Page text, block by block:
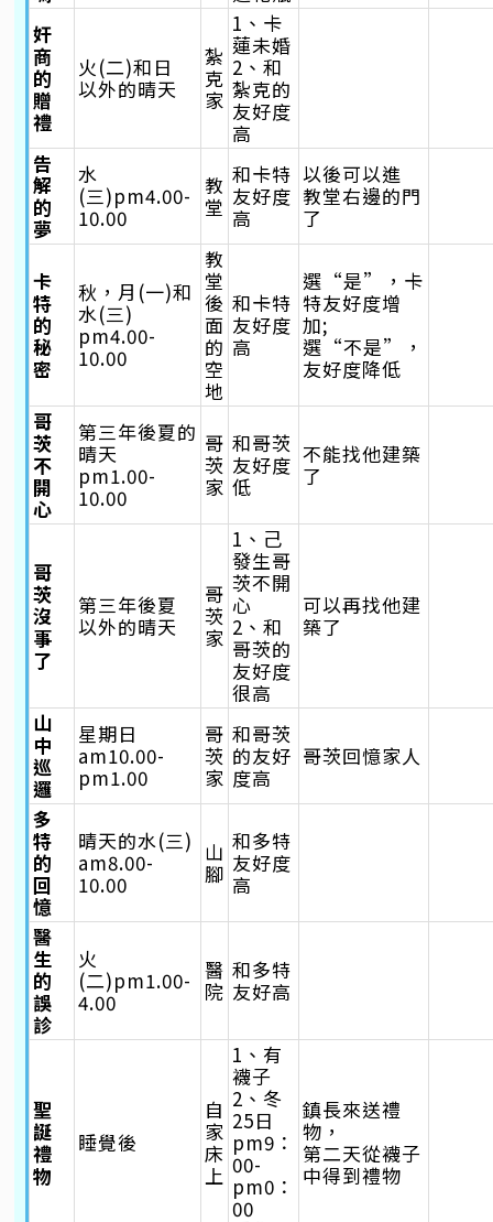
奸
商
的
贈
禮
火(二)和日
以外的晴天
紮
克
家
1、卡
蓮未婚
2、和
紮克的
友好度
高
告
解
的
夢
水
(三)pm4.00-
10.00
教
堂
和卡特
友好度
高
以後可以進
教堂右邊的門
了
卡
特
的
秘
密
秋，月(一)和
水(三)
pm4.00-
10.00
教
堂
後
面
的
空
地
和卡特
友好度
高
選“是”，卡
特友好度增
加;
選“不是”，
友好度降低
哥
茨
不
開
心
第三年後夏的
晴天
pm1.00-
10.00
哥
茨
家
和哥茨
友好度
低
不能找他建築
了
哥
茨
沒
事
了
第三年後夏
以外的晴天
哥
茨
家
1、己
發生哥
茨不開
心
2、和
哥茨的
友好度
很高
可以再找他建
築了
山
中
巡
邏
星期日
am10.00-
pm1.00
哥
茨
家
和哥茨
的友好
度高
哥茨回憶家人
多
特
的
回
憶
晴天的水(三)
am8.00-
10.00
山
腳
和多特
友好度
高
醫
生
的
誤
診
火
(二)pm1.00-
4.00
醫
院
和多特
友好高
聖
誕
禮
物
睡覺後
自
家
床
上
1、有
襪子
2、冬
25日
pm9：
00-
pm0：
00
鎮長來送禮
物，
第二天從襪子
中得到禮物